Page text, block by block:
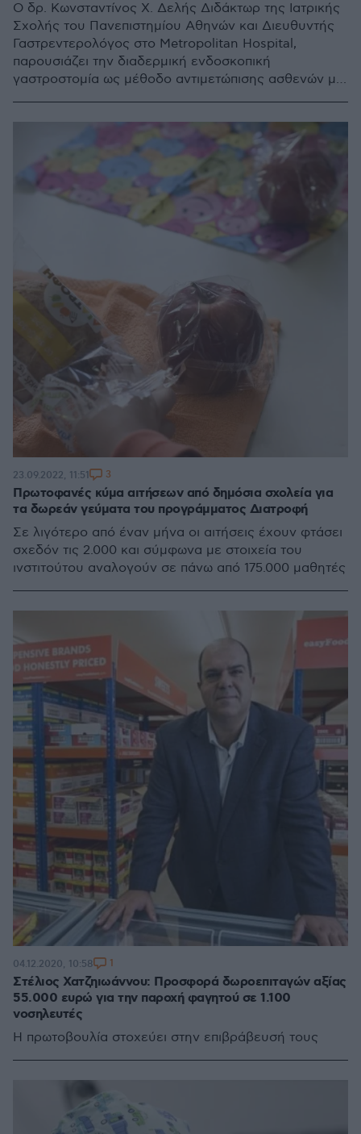
Ο δρ. Κωνσταντίνος Χ. Δελής Διδάκτωρ της Ιατρικής
Σχολής του Πανεπιστημίου Αθηνών και Διευθυντής
Γαστρεντερολόγος στο Metropolitan Hospital,
παρουσιάζει την διαδερμική ενδοσκοπική
γαστροστομία ως μέθοδο αντιμετώπισης ασθενών με
έναντι του σωλήνα levin (ρινογαστρικού καθετήρα)
Πρωτοφανές κύμα αιτήσεων από δημόσια σχολεία για
τα δωρεάν γεύματα του προγράμματος Διατροφή
Σε λιγότερο από έναν μήνα οι αιτήσεις έχουν φτάσει
σχεδόν τις 2.000 και σύμφωνα με στοιχεία του
ινστιτούτου αναλογούν σε πάνω από 175.000 μαθητές
23.09.2022, 11:51 3
Στέλιος Χατζηιωάννου: Προσφορά δωροεπιταγών αξίας
55.000 ευρώ για την παροχή φαγητού σε 1.100
νοσηλευτές
Η πρωτοβουλία στοχεύει στην επιβράβευσή τους
04.12.2020, 10:58 1